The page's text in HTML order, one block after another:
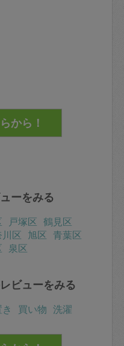
ーをみる
戸塚区 鶴見区
区 旭区 青葉区
泉区
ビューをみる
買い物 洗濯